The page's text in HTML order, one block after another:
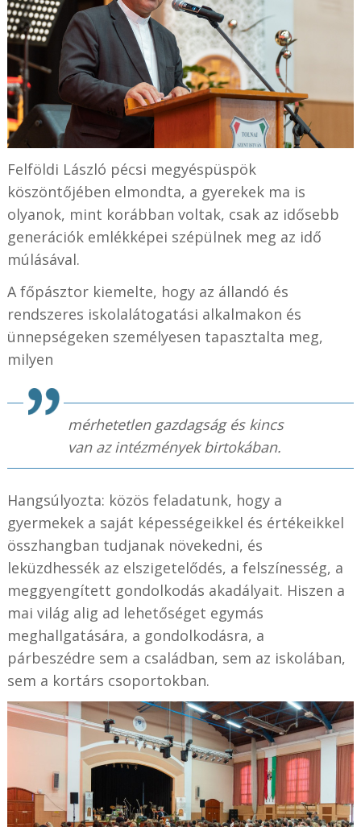
Felföldi László pécsi megyéspüspök
köszöntőjében elmondta, a gyerekek ma is
olyanok, mint korábban voltak, csak az idősebb
generációk emlékképei szépülnek meg az idő
múlásával.
A főpásztor kiemelte, hogy az állandó és
rendszeres iskolalátogatási alkalmakon és
ünnepségeken személyesen tapasztalta meg,
milyen
mérhetetlen gazdagság és kincs
van az intézmények birtokában.
Hangsúlyozta: közös feladatunk, hogy a
gyermekek a saját képességeikkel és értékeikkel
összhangban tudjanak növekedni, és
leküzdhessék az elszigetelődés, a felszínesség, a
meggyengített gondolkodás akadályait. Hiszen a
mai világ alig ad lehetőséget egymás
meghallgatására, a gondolkodásra, a
párbeszédre sem a családban, sem az iskolában,
sem a kortárs csoportokban.